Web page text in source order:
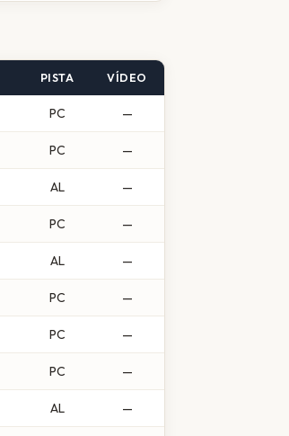
PISTA VÍDEO
PC —
PC —
AL —
PC —
AL —
PC —
PC —
PC —
AL —